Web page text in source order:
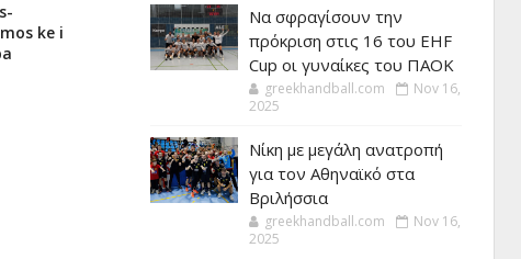
ke i
Να σφραγίσουν την
πρόκριση στις 16 του EHF
Cup οι γυναίκες του ΠΑΟΚ
greekhandball.com
Nov 16,
2025
Νίκη με μεγάλη ανατροπή
για τον Αθηναϊκό στα
Βριλήσσια
greekhandball.com
Nov 16,
2025